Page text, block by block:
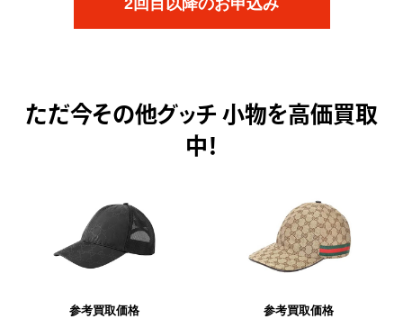
2回目以降のお申込み
ただ今その他グッチ 小物を高価買取
中！
参考買取価格 参考買取価格